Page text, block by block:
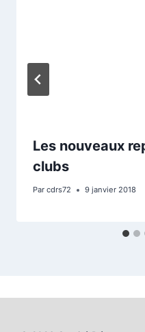
Les nouveaux
clubs
Par cdrs72 9 janvier 2018